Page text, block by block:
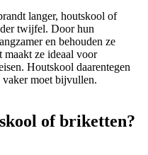
langer, houtskool of
twijfel. Door hun
en behouden ze
maakt ze ideaal voor
Houtskool daarentegen
vaker moet bijvullen.
of briketten?